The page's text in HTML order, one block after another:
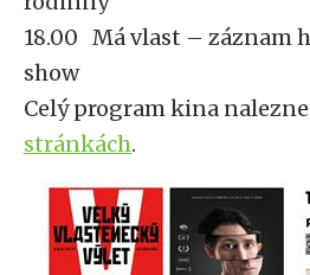
18.00 Má vlast – záznam
show
Celý program kina
stránkách.